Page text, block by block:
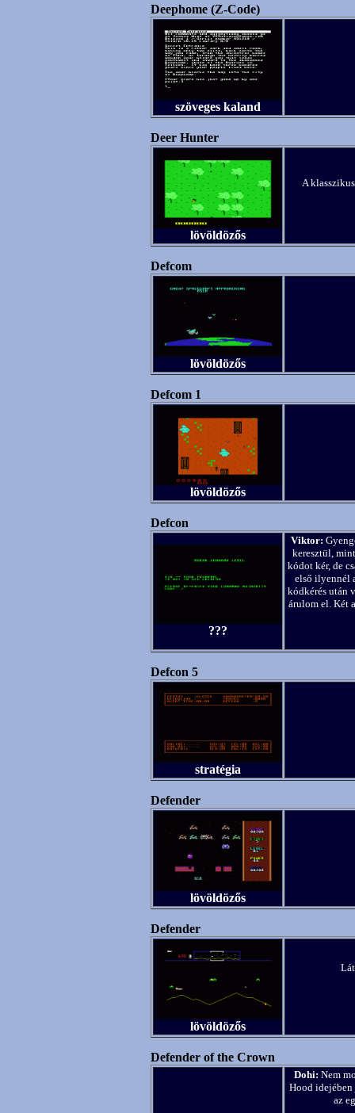
Deephome (Z-Code)
szöveges kaland
Deer Hunter
lövöldözős
A
Defcom
lövöldözős
Defcom 1
lövöldözős
Defcon
???
Viktor:
keresztül,
kódot kér, de
első ilyennél
kódkérés után
árulom el. Két
Defcon 5
stratégia
Defender
lövöldözős
Defender
lövöldözős
Defender of the Crown
Dohi: Nem
Hood
az